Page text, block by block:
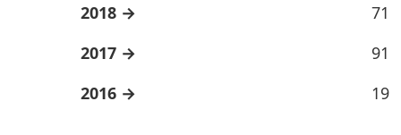
2018
71
2017
91
2016
19